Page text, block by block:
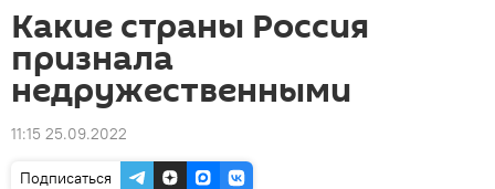
Какие страны Россия
признала
недружественными
11:15 25.09.2022
Подписаться